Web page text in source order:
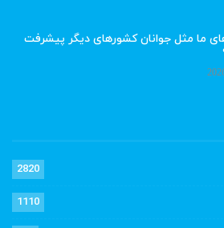
ما مثل جوانان کشورهای دیگر پیشرفت
2820
1110